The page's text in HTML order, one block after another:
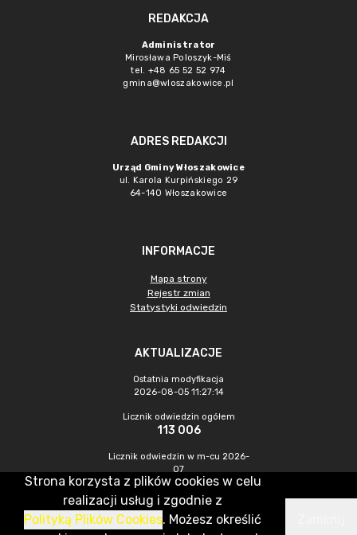
REDAKCJA
Administrator
Mirosława Poloszyk-Miś
tel. +48 65 52 52 974
gmina@wloszakowice.pl
ADRES REDAKCJI
Urząd Gminy Włoszakowice
ul. Karola Kurpińskiego 29
64-140 Włoszakowice
INFORMACJE
Mapa strony
Rejestr zmian
Statystyki odwiedzin
AKTUALIZACJE
Ostatnia modyfikacja
2026-08-05 11:27:14
Licznik odwiedzin ogółem
113 006
Licznik odwiedzin w m-cu 2026-
07
336
CMS & Hosting: Nefeni Sp. z o.o.
Strona korzysta z plików cookies w celu
realizacji usług i zgodnie z
Polityką Plików Cookies. Możesz określić